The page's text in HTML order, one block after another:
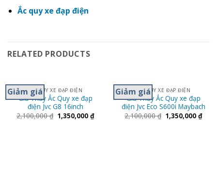
Ắc quy xe đạp điện
RELATED PRODUCTS
Giảm giáẮC QUY XE ĐẠP ĐIỆN
Giá Thay Ắc Quy xe đạp
điện Jvc G8 16inch
2,100,000₫ 1,350,000₫
Giảm giáẮC QUY XE ĐẠP ĐIỆN
Giá Thay Ắc Quy xe đạp
điện Jvc Eco S600i Maybach
2,100,000₫ 1,350,000₫